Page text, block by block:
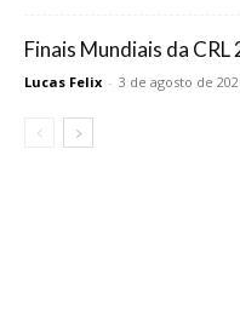
Finais Mundiais da
Lucas Felix - 3 de agosto de